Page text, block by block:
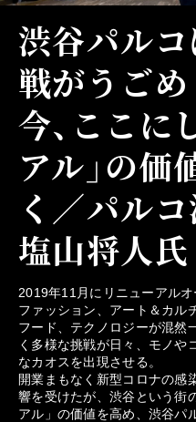
渋谷パル
戦がうごめ
今、ここに
アル」の価
く／パル
塩山将人氏
2019年11月にリニューアルオ
ファッション、アート＆カル
フード、テクノロジーが混然
く多様な挑戦が日々、モノや
なカオスを出現させる。
開業まもなく新型コロナの感
響を受けたが、渋谷という街
アル」の価値を高め、渋谷パ